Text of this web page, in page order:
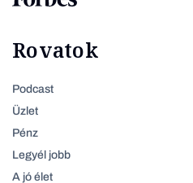
Rovatok
Podcast
Üzlet
Pénz
Legyél jobb
A jó élet